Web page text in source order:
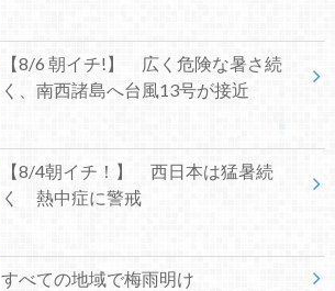
【8/6 朝イチ!】 広く危険な暑さ続
く、南西諸島へ台風13号が接近
【8/4朝イチ！】 西日本は猛暑続
く 熱中症に警戒
すべての地域で梅雨明け